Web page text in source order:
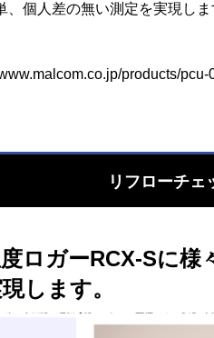
個人差の無い測定を実現しま
products/pcu-
リフローチェ
ロガーRCX-Sに様
します。